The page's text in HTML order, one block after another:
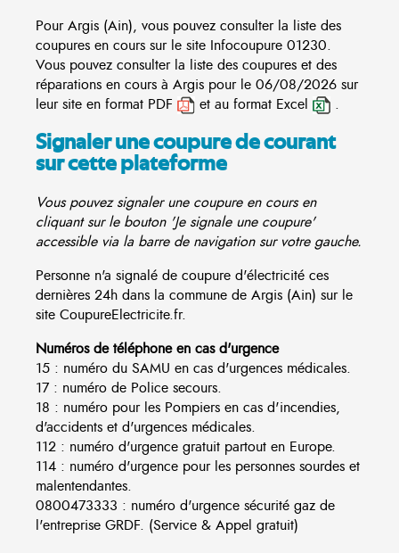
Pour Argis (Ain), vous pouvez consulter la liste des
coupures en cours sur le site Infocoupure 01230.
Vous pouvez consulter la liste des coupures et des
réparations en cours à Argis pour le 06/08/2026 sur
leur site en format PDF
et au format Excel .
Signaler une coupure de courant
sur cette plateforme
Vous pouvez signaler une coupure en cours en
cliquant sur le bouton 'Je signale une coupure'
accessible via la barre de navigation sur votre gauche.
Personne n'a signalé de coupure d'électricité ces
dernières 24h dans la commune de Argis (Ain) sur le
site CoupureElectricite.fr.
Numéros de téléphone en cas d'urgence
15 : numéro du SAMU en cas d'urgences médicales.
17 : numéro de Police secours.
18 : numéro pour les Pompiers en cas d'incendies,
d'accidents et d'urgences médicales.
112 : numéro d'urgence gratuit partout en Europe.
114 : numéro d'urgence pour les personnes sourdes et
malentendantes.
0800473333 : numéro d'urgence sécurité gaz de
l'entreprise GRDF. (Service & Appel gratuit)